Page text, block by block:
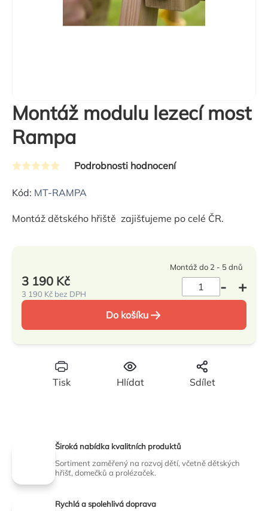
Montáž modulu lezecí most
Rampa
Průměrné
hodnocení
je
hvězdiček.
Podrobnosti hodnocení
Kód: MT-RAMPA
Montáž dětského hřiště zajišťujeme po celé ČR.
Tisk Hlídat Sdílet
Montáž do 2 - 5 dnů
3 190 Kč
3 190 Kč bez DPH
Měrná
cena:
Do košíku
Široká nabídka kvalitních produktů
Sortiment zaměřený na rozvoj dětí, včetně dětských
hřišť, domečků a prolézaček.
Rychlá a spolehlivá doprava